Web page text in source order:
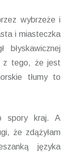
wybrzeże i
i miasteczka
błyskawicznej
z tego, że jest
tłumy to
spory kraj. A
że zdążyłam
języka